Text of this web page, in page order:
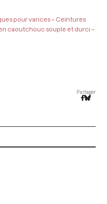
pour varices – Ceintures
caoutchouc souple et durci –
Partager